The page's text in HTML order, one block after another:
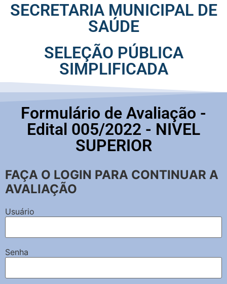
SECRETARIA MUNICIPAL DE
SAÚDE
SELEÇÃO PÚBLICA
SIMPLIFICADA
Formulário de Avaliação -
Edital 005/2022 - NIVEL
SUPERIOR
FAÇA O LOGIN PARA CONTINUAR A
AVALIAÇÃO
Usuário
Senha